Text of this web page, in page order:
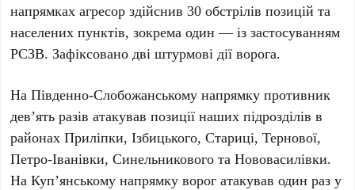
напрямках агресор здійснив30 обстрілів позицій та
населених пунктів, зокрема один — із застосуванням
РСЗВ. Зафіксовано дві штурмові дії ворога.
На Південно-Слобожанському напрямку противник
дев’ять разів атакував позиції наших підрозділів в
районах Приліпки, Ізбицького, Стариці, Тернової,
Петро-Іванівки, Синельникового та Нововасилівки.
На Куп’янському напрямку ворог атакував один раз у